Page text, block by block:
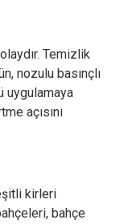
Temizlik
nozulu basınçlı
uygulamaya
açısını
kirleri
bahçe